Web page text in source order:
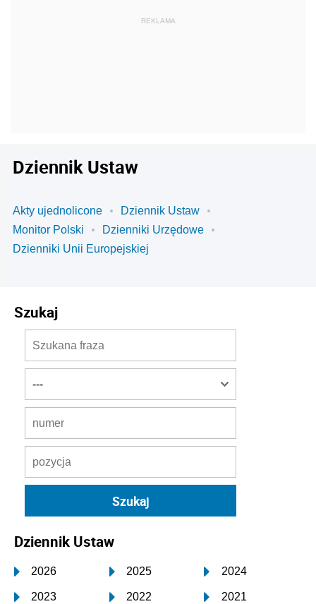
Dziennik Ustaw
Akty ujednolicone
Dziennik Ustaw
Monitor Polski
Dzienniki Urzędowe
Dzienniki Unii Europejskiej
Szukaj
Dziennik Ustaw
2026 2025 2024
2023 2022 2021